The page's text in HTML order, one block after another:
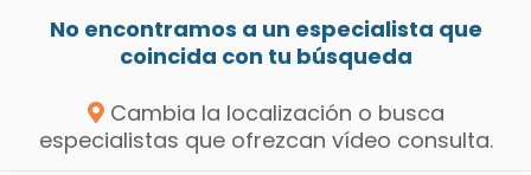
No encontramos a un especialista que
coincida con tu búsqueda
Cambia la localización o busca
especialistas que ofrezcan vídeo consulta.